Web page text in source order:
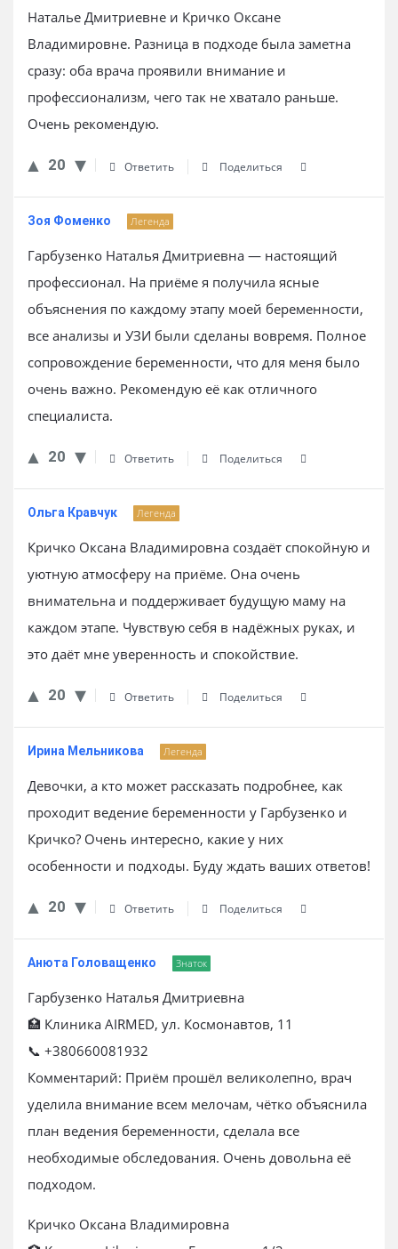
Наталье Дмитриевне и Кричко Оксане
Владимировне. Разница в подходе была заметна
сразу: оба врача проявили внимание и
профессионализм, чего так не хватало раньше.
Очень рекомендую.
20 Ответить Поделиться
Зоя Фоменко Легенда
Гарбузенко Наталья Дмитриевна — настоящий
профессионал. На приёме я получила ясные
объяснения по каждому этапу моей беременности,
все анализы и УЗИ были сделаны вовремя. Полное
сопровождение беременности, что для меня было
очень важно. Рекомендую её как отличного
специалиста.
20 Ответить Поделиться
Ольга Кравчук Легенда
Кричко Оксана Владимировна создаёт спокойную и
уютную атмосферу на приёме. Она очень
внимательна и поддерживает будущую маму на
каждом этапе. Чувствую себя в надёжных руках, и
это даёт мне уверенность и спокойствие.
20 Ответить Поделиться
Ирина Мельникова Легенда
Девочки, а кто может рассказать подробнее, как
проходит ведение беременности у Гарбузенко и
Кричко? Очень интересно, какие у них
особенности и подходы. Буду ждать ваших ответов!
20 Ответить Поделиться
Анюта Головащенко Знаток
Гарбузенко Наталья Дмитриевна
🏥 Клиника AIRMED, ул. Космонавтов, 11
📞 +380660081932
Комментарий: Приём прошёл великолепно, врач
уделила внимание всем мелочам, чётко объяснила
план ведения беременности, сделала все
необходимые обследования. Очень довольна её
подходом.
Кричко Оксана Владимировна